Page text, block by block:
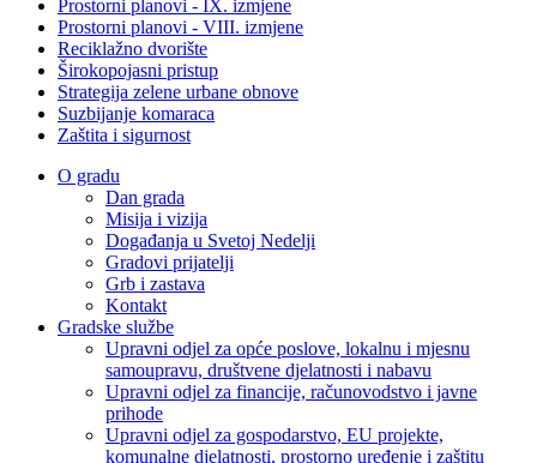
Prostorni planovi - IX. izmjene
Prostorni planovi - VIII. izmjene
Reciklažno dvorište
Širokopojasni pristup
Strategija zelene urbane obnove
Suzbijanje komaraca
Zaštita i sigurnost
O gradu
Dan grada
Misija i vizija
Događanja u Svetoj Nedelji
Gradovi prijatelji
Grb i zastava
Kontakt
Gradske službe
Upravni odjel za opće poslove, lokalnu i mjesnu
samoupravu, društvene djelatnosti i nabavu
Upravni odjel za financije, računovodstvo i javne
prihode
Upravni odjel za gospodarstvo, EU projekte,
komunalne djelatnosti, prostorno uređenje i zaštitu